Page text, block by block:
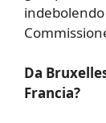
Da
Francia?